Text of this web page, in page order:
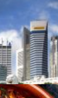
sur Netflix